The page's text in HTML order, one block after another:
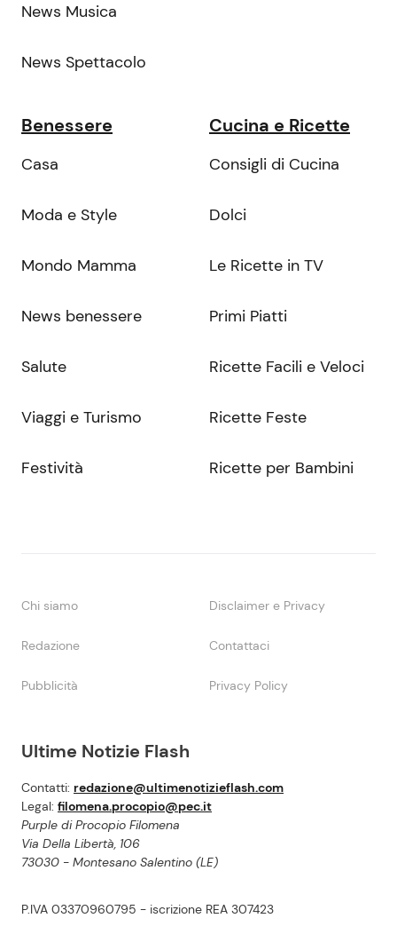
Ultime Notizie Flash
Contatti: redazione@ultimenotizieflash.com
Legal: filomena.procopio@pec.it
Purple di Procopio Filomena
Via Della Libertà, 106
73030 - Montesano Salentino (LE)
P.IVA 03370960795 - iscrizione REA 307423
News Musica
News Spettacolo
Benessere
Casa
Moda e Style
Mondo Mamma
News benessere
Salute
Viaggi e Turismo
Festività
Cucina e Ricette
Consigli di Cucina
Dolci
Le Ricette in TV
Primi Piatti
Ricette Facili e Veloci
Ricette Feste
Ricette per Bambini
Chi siamo Disclaimer e Privacy
Redazione Contattaci
Pubblicità Privacy Policy